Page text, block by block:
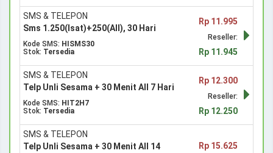
SMS & TELEPON
Sms 1.250(Isat)+250(All), 30 Hari
Kode SMS: HISMS30
Stok: Tersedia
Rp 11.995
Reseller:
Rp 11.945
SMS & TELEPON
Telp Unli Sesama + 30 Menit All 7 Hari
Kode SMS: HIT2H7
Stok: Tersedia
Rp 12.300
Reseller:
Rp 12.250
SMS & TELEPON
Telp Unli Sesama + 30 Menit All 14
Rp 15.625